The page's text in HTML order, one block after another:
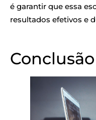
é garantir que essa
resultados efetivos e
Conclusão